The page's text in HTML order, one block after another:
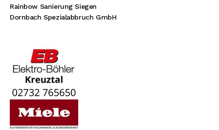
Rainbow Sanierung Siegen
Dornbach Spezialabbruch GmbH